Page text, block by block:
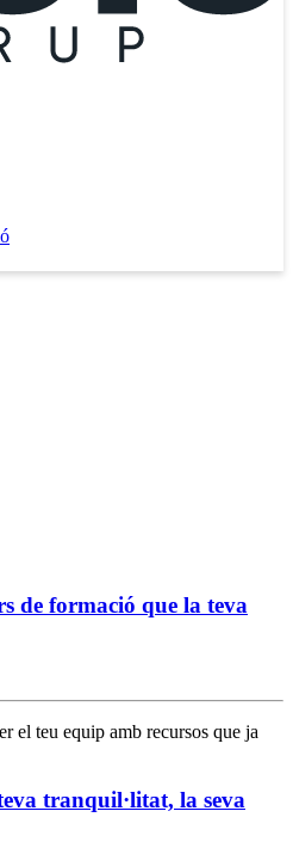
de formació que la teva
el teu equip amb recursos que ja
tranquil·litat, la seva